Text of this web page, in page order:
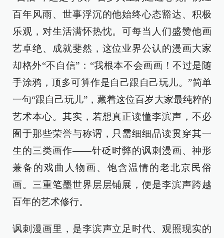
百年风雨、世事浮沉的他始终心态豁达、积极
乐观，对生活满怀热忱。可每当人们盛赞他画
艺卓绝、成就斐然，这位业界公认的漫画大家
却格外“不自信”：“我根本不会画画！不过是随
手涂鸦，顶多可算作是自己跟自己玩儿。”简单
一句“跟自己玩儿”，藏着这位百岁大家最纯粹的
艺术本心。其实，若想真正读懂李滨声，不必
囿于那些荣誉与称谓，只需细细品读贯穿其一
生的三类画作——针砭时弊的讽刺漫画、神形
兼备的戏曲人物画、饱含温情的老北京民俗
画。三重笔墨世界层层铺展，便是李滨声跨越
百年的艺术修行。
讽刺漫画里，是李滨声立足时代、观照现实的